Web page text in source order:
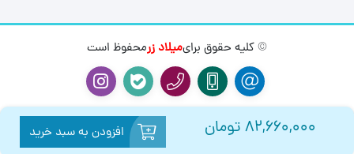
© کلیه حقوق برایمیلاد زرمحفوظ است
82,660,000 تومان افزودن به سبد خرید
مقایسه
0
سبد خرید